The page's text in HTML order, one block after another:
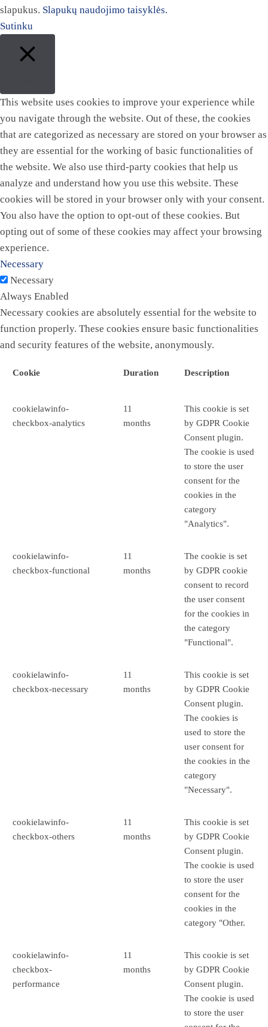
slapukus. Slapukų naudojimo taisyklės.
Sutinku
This website uses cookies to improve your experience while
you navigate through the website. Out of these, the cookies
that are categorized as necessary are stored on your browser as
they are essential for the working of basic functionalities of
the website. We also use third-party cookies that help us
analyze and understand how you use this website. These
cookies will be stored in your browser only with your consent.
You also have the option to opt-out of these cookies. But
opting out of some of these cookies may affect your browsing
experience.
Necessary
Necessary
Always Enabled
Necessary cookies are absolutely essential for the website to
function properly. These cookies ensure basic functionalities
and security features of the website, anonymously.
Cookie Duration Description
cookielawinfo-
checkbox-analytics
11
months
This cookie is set
by GDPR Cookie
Consent plugin.
The cookie is used
to store the user
consent for the
cookies in the
category
"Analytics".
cookielawinfo-
checkbox-functional
11
months
The cookie is set
by GDPR cookie
consent to record
the user consent
for the cookies in
the category
"Functional".
cookielawinfo-
checkbox-necessary
11
months
This cookie is set
by GDPR Cookie
Consent plugin.
The cookies is
used to store the
user consent for
the cookies in the
category
"Necessary".
cookielawinfo-
checkbox-others
11
months
This cookie is set
by GDPR Cookie
Consent plugin.
The cookie is used
to store the user
consent for the
cookies in the
category "Other.
cookielawinfo-
checkbox-
performance
11
months
This cookie is set
by GDPR Cookie
Consent plugin.
The cookie is used
to store the user